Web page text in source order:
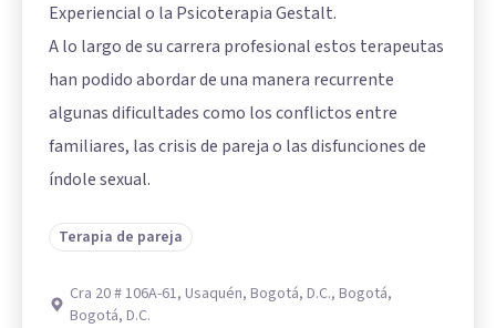
Experiencial o la Psicoterapia Gestalt.
A lo largo de su carrera profesional estos terapeutas
han podido abordar de una manera recurrente
algunas dificultades como los conflictos entre
familiares, las crisis de pareja o las disfunciones de
índole sexual.
Terapia de pareja
Cra 20 # 106A-61, Usaquén, Bogotá, D.C., Bogotá,
Bogotá, D.C.